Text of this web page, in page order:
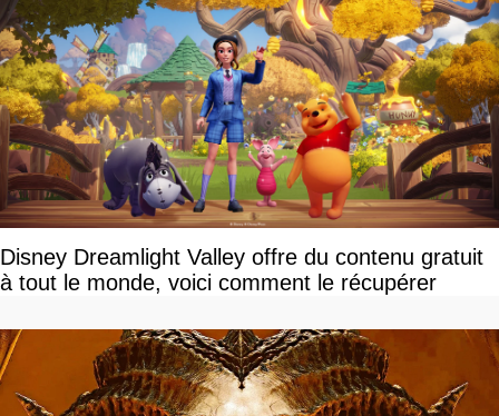
Disney Dreamlight Valley offre du contenu gratuit
à tout le monde, voici comment le récupérer